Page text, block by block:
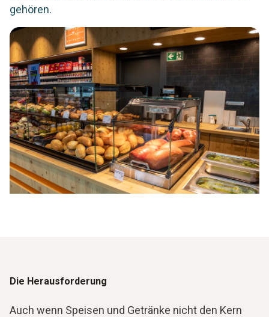
gehören.
Die Herausforderung
Auch wenn Speisen und Getränke nicht den Kern